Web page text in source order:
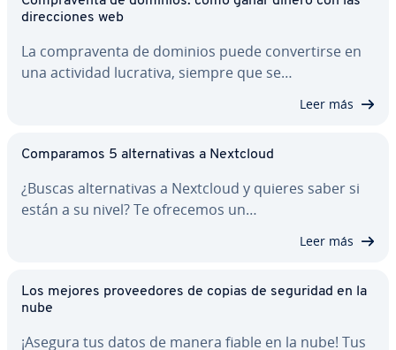
di­re­c­cio­nes web
La co­m­pra­ve­n­ta de dominios puede co­n­ve­r­ti­r­se en
una actividad lucrativa, siempre que se…
Leer más
Co­m­pa­ra­mos 5 al­te­r­na­ti­vas a Nextcloud
¿Buscas al­te­r­na­ti­vas a Nextcloud y quieres saber si
están a su nivel? Te ofrecemos un…
Leer más
Los mejores pro­vee­do­res de copias de seguridad en la
nube
¡Asegura tus datos de manera fiable en la nube! Tus